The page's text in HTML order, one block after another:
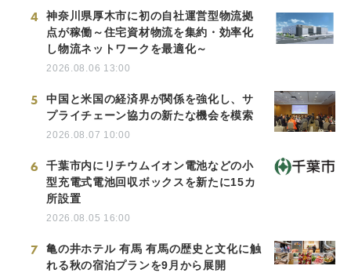
4
神奈川県厚木市に初の自社運営型物流拠
点が稼働～住宅資材物流を集約・効率化
し物流ネットワークを最適化～
2026.08.06 13:00
5
中国と米国の経済界が関係を強化し、サ
プライチェーン協力の新たな機会を模索
2026.08.07 10:00
6
千葉市内にリチウムイオン電池などの小
型充電式電池回収ボックスを新たに15カ
所設置
2026.08.05 16:00
7
亀の井ホテル 有馬 有馬の歴史と文化に触
れる秋の宿泊プランを9月から展開